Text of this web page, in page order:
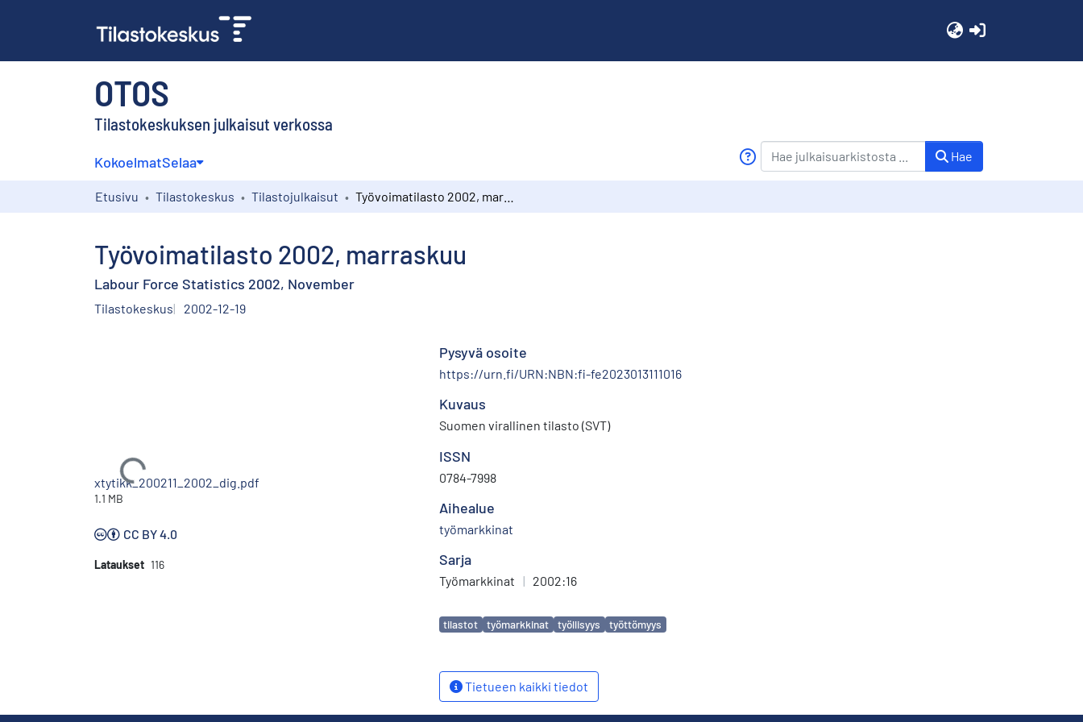
OTOS
Tilastokeskuksen julkaisut verkossa
KokoelmatSelaa Hae
Etusivu Tilastokeskus Tilastojulkaisut
Työvoimatilasto 2002, marraskuu
Labour Force Statistics 2002, November
Tilastokeskus 2002-12-19
Ladataan...
xtytikk_200211_2002_dig.pdf
1.1 MB
CC BY 4.0
Lataukset 116
Pysyvä osoite
https://urn.fi/URN:NBN:fi-fe2023013111016
Kuvaus
Suomen virallinen tilasto (SVT)
ISSN
0784-7998
Aihealue
työmarkkinat
Sarja
Työmarkkinat | 2002:16
Avainsanat
tilastot työmarkkinat työllisyys työttömyys
Tietueen kaikki tiedot